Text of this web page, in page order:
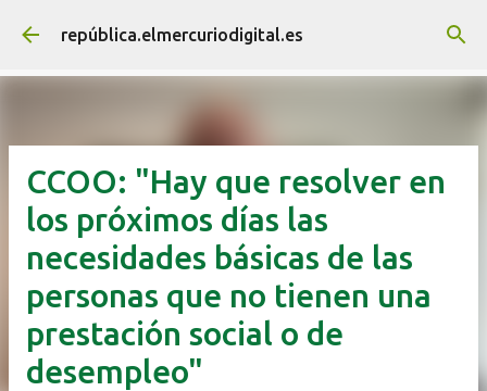
Ir al contenido principal
república.elmercuriodigital.es
CCOO: "Hay que resolver en
los próximos días las
necesidades básicas de las
personas que no tienen una
prestación social o de
desempleo"